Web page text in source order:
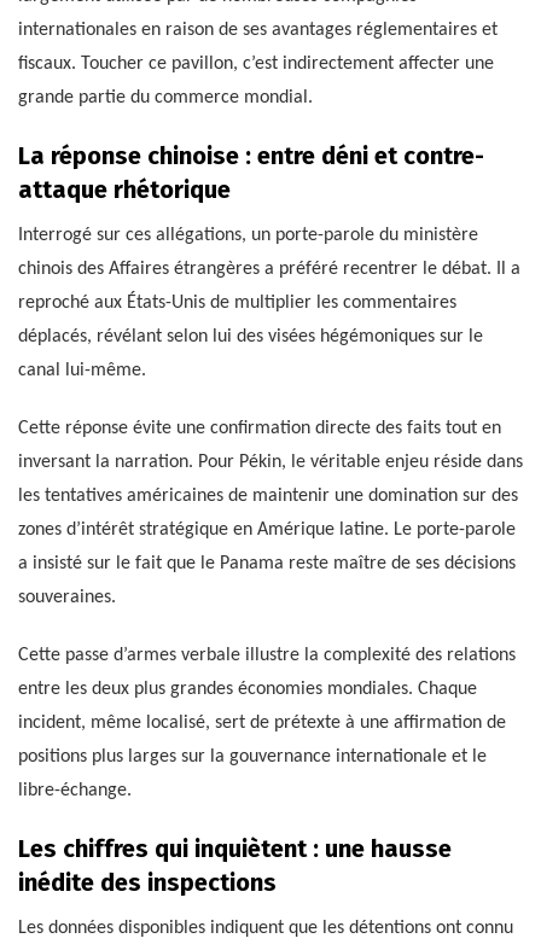
internationales en raison de ses avantages réglementaires et
fiscaux. Toucher ce pavillon, c’est indirectement affecter une
grande partie du commerce mondial.
La réponse chinoise : entre déni et contre-
attaque rhétorique
Interrogé sur ces allégations, un porte-parole du ministère
chinois des Affaires étrangères a préféré recentrer le débat. Il a
reproché aux États-Unis de multiplier les commentaires
déplacés, révélant selon lui des visées hégémoniques sur le
canal lui-même.
Cette réponse évite une confirmation directe des faits tout en
inversant la narration. Pour Pékin, le véritable enjeu réside dans
les tentatives américaines de maintenir une domination sur des
zones d’intérêt stratégique en Amérique latine. Le porte-parole
a insisté sur le fait que le Panama reste maître de ses décisions
souveraines.
Cette passe d’armes verbale illustre la complexité des relations
entre les deux plus grandes économies mondiales. Chaque
incident, même localisé, sert de prétexte à une affirmation de
positions plus larges sur la gouvernance internationale et le
libre-échange.
Les chiffres qui inquiètent : une hausse
inédite des inspections
Les données disponibles indiquent que les détentions ont connu